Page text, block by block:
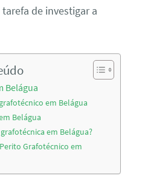
de investigar a
Belágua
em Belágua
Belágua
em Belágua?
Grafotécnico em